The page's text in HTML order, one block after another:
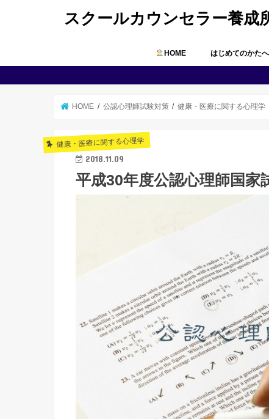
スクールカウンセラー養成
HOME はじめてのかたへ
HOME 公認心理師試験対策 健康・医療に関する心理学
健康・医療に関する心理学
2018.11.09
平成30年度公認心理師国家